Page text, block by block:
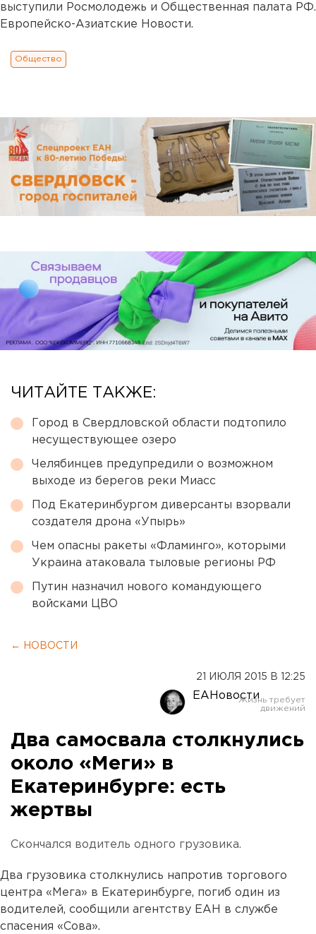
выступили Росмолодежь и Общественная палата РФ.
Европейско-Азиатские Новости.
Общество
ЧИТАЙТЕ ТАКЖЕ:
Город в Свердловской области подтопило
несуществующее озеро
Челябинцев предупредили о возможном
выходе из берегов реки Миасс
Под Екатеринбургом диверсанты взорвали
создателя дрона «Упырь»
Чем опасны ракеты «Фламинго», которыми
Украина атаковала тыловые регионы РФ
Путин назначил нового командующего
войсками ЦВО
← НОВОСТИ
21 ИЮЛЯ 2015 В 12:25
ЕАНовости
Два самосвала столкнулись
около «Меги» в
Екатеринбурге: есть
жертвы
Скончался водитель одного грузовика.
Два грузовика столкнулись напротив торгового
центра «Мега» в Екатеринбурге, погиб один из
водителей, сообщили агентству ЕАН в службе
спасения «Сова».